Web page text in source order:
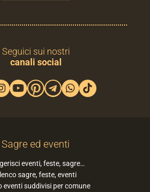
Seguici sui nostri
canali social
Sagre ed eventi
eventi, feste, sagre…
sagre, feste, eventi
eventi suddivisi per comune